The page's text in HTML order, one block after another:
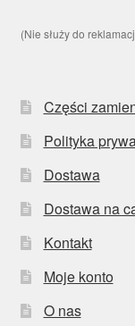
(Nie służy do
Części
Polityka
Dostawa
Dostawa na
Kontakt
Moje konto
O nas